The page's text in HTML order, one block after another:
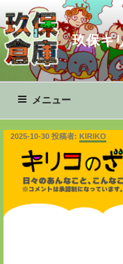
ン
テ
ン
玖保キ
メニュー
2025-10-30投稿者: KIRIKO